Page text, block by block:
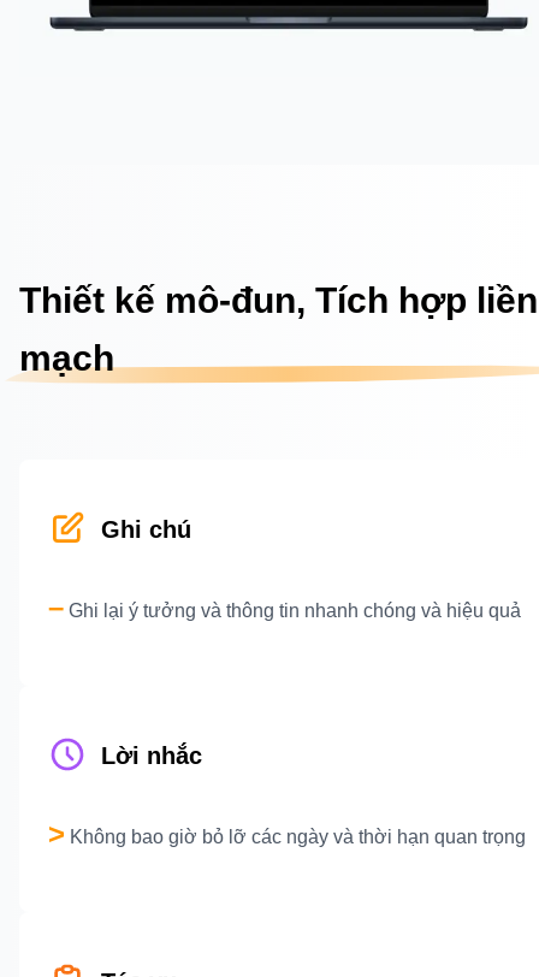
Thiết kế mô-đun, Tích hợp liền
mạch
Ghi chú
– Ghi lại ý tưởng và thông tin nhanh chóng và hiệu quả
Lời nhắc
> Không bao giờ bỏ lỡ các ngày và thời hạn quan trọng